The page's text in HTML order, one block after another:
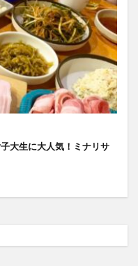
大生に大人気！ミナリサ